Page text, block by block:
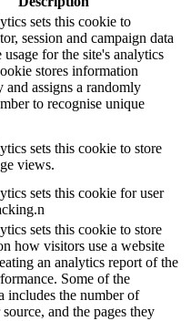
sets this cookie to
session and campaign data
usage for the site's analytics
stores information
and assigns a randomly
to recognise unique
sets this cookie to store
views.
sets this cookie for user
sets this cookie to store
how visitors use a website
an analytics report of the
Some of the
includes the number of
and the pages they